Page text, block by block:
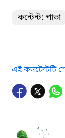
কন্টেন্ট: পাতা
এই কনটেন্টটি